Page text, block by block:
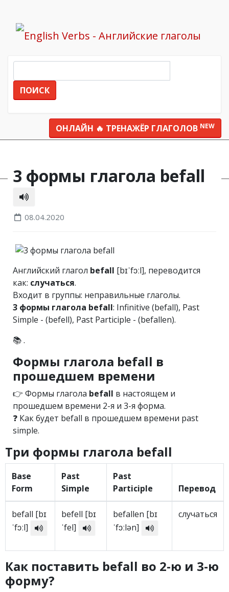
ПОИСК
ОНЛАЙН 🔥 ТРЕНАЖЁР ГЛАГОЛОВ NEW
3 формы глагола befall
08.04.2020
Английский глагол befall [bɪˈfɔːl], переводится
как: случаться.
Входит в группы: неправильные глаголы.
3 формы глагола befall: Infinitive (befall), Past
Simple - (befell), Past Participle - (befallen).
📚 .
Формы глагола befall в
прошедшем времени
👉 Формы глагола befall в настоящем и
прошедшем времени 2-я и 3-я форма.
❓ Как будет befall в прошедшем времени past
simple.
Три формы глагола befall
Base
Form
Past
Simple
Past
Participle
Перевод
befall [bɪ
ˈfɔːl]
befell [bɪ
ˈfel]
befallen [bɪ
ˈfɔːlən]
случаться
Как поставить befall во 2-ю и 3-ю
форму?